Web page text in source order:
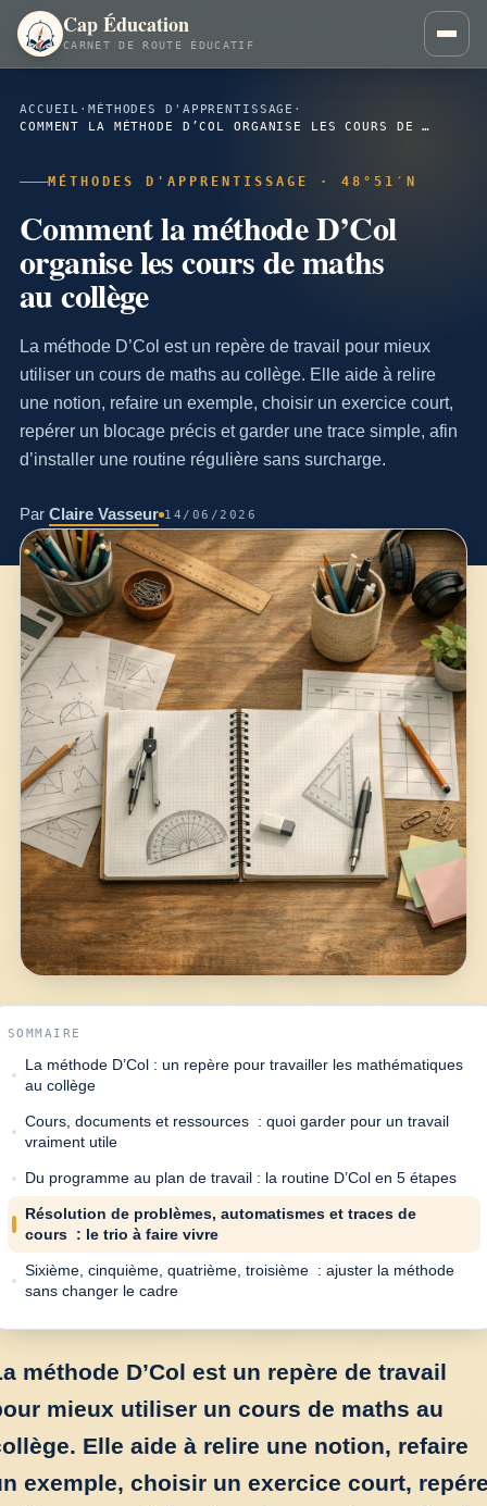
Cap Éducation
CARNET DE ROUTE ÉDUCATIF
ACCUEIL ·MÉTHODES D'APPRENTISSAGE ·
COMMENT LA MÉTHODE D’COL ORGANISE LES COURS DE MATHS AU COLLÈGE
MÉTHODES D'APPRENTISSAGE · 48°51′N
Comment la méthode D’Col
organise les cours de maths
au collège
La méthode D’Col est un repère de travail pour mieux
utiliser un cours de maths au collège. Elle aide à relire
une notion, refaire un exemple, choisir un exercice court,
repérer un blocage précis et garder une trace simple, afin
d’installer une routine régulière sans surcharge.
Par Claire Vasseur 14/06/2026
SOMMAIRE
La méthode D’Col : un repère pour travailler les mathématiques
au collège
Cours, documents et ressources : quoi garder pour un travail
vraiment utile
Du programme au plan de travail : la routine D’Col en 5 étapes
Résolution de problèmes, automatismes et traces de
cours : le trio à faire vivre
Sixième, cinquième, quatrième, troisième : ajuster la méthode
sans changer le cadre
méthode D’Col est un repère de travail
mieux utiliser un cours de maths au
Elle aide à relire une notion, refaire
exemple, choisir un exercice court,